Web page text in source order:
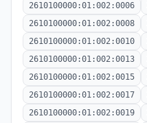
2610100000:01:002:0006
2610100000:01:002:0008
2610100000:01:002:0010
2610100000:01:002:0013
2610100000:01:002:0015
2610100000:01:002:0017
2610100000:01:002:0019